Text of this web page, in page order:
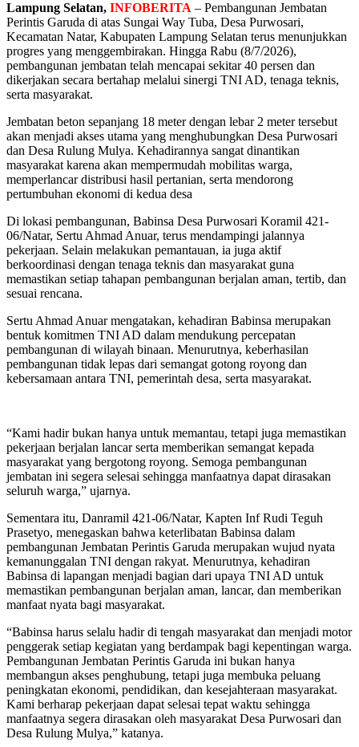
Lampung Selatan, INFOBERITA – Pembangunan Jembatan
Perintis Garuda di atas Sungai Way Tuba, Desa Purwosari,
Kecamatan Natar, Kabupaten Lampung Selatan terus menunjukkan
progres yang menggembirakan. Hingga Rabu (8/7/2026),
pembangunan jembatan telah mencapai sekitar 40 persen dan
dikerjakan secara bertahap melalui sinergi TNI AD, tenaga teknis,
serta masyarakat.
Jembatan beton sepanjang 18 meter dengan lebar 2 meter tersebut
akan menjadi akses utama yang menghubungkan Desa Purwosari
dan Desa Rulung Mulya. Kehadirannya sangat dinantikan
masyarakat karena akan mempermudah mobilitas warga,
memperlancar distribusi hasil pertanian, serta mendorong
pertumbuhan ekonomi di kedua desa
Di lokasi pembangunan, Babinsa Desa Purwosari Koramil 421-
06/Natar, Sertu Ahmad Anuar, terus mendampingi jalannya
pekerjaan. Selain melakukan pemantauan, ia juga aktif
berkoordinasi dengan tenaga teknis dan masyarakat guna
memastikan setiap tahapan pembangunan berjalan aman, tertib, dan
sesuai rencana.
Sertu Ahmad Anuar mengatakan, kehadiran Babinsa merupakan
bentuk komitmen TNI AD dalam mendukung percepatan
pembangunan di wilayah binaan. Menurutnya, keberhasilan
pembangunan tidak lepas dari semangat gotong royong dan
kebersamaan antara TNI, pemerintah desa, serta masyarakat.
“Kami hadir bukan hanya untuk memantau, tetapi juga memastikan
pekerjaan berjalan lancar serta memberikan semangat kepada
masyarakat yang bergotong royong. Semoga pembangunan
jembatan ini segera selesai sehingga manfaatnya dapat dirasakan
seluruh warga,” ujarnya.
Sementara itu, Danramil 421-06/Natar, Kapten Inf Rudi Teguh
Prasetyo, menegaskan bahwa keterlibatan Babinsa dalam
pembangunan Jembatan Perintis Garuda merupakan wujud nyata
kemanunggalan TNI dengan rakyat. Menurutnya, kehadiran
Babinsa di lapangan menjadi bagian dari upaya TNI AD untuk
memastikan pembangunan berjalan aman, lancar, dan memberikan
manfaat nyata bagi masyarakat.
“Babinsa harus selalu hadir di tengah masyarakat dan menjadi motor
penggerak setiap kegiatan yang berdampak bagi kepentingan warga.
Pembangunan Jembatan Perintis Garuda ini bukan hanya
membangun akses penghubung, tetapi juga membuka peluang
peningkatan ekonomi, pendidikan, dan kesejahteraan masyarakat.
Kami berharap pekerjaan dapat selesai tepat waktu sehingga
manfaatnya segera dirasakan oleh masyarakat Desa Purwosari dan
Desa Rulung Mulya,” katanya.